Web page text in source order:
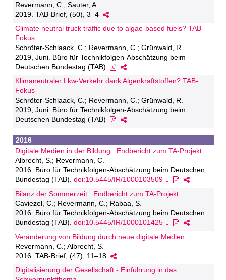
Revermann, C.; Sauter, A.
2019. TAB-Brief, (50), 3–4
Climate neutral truck traffic due to algae-based fuels? TAB-
Fokus
Schröter-Schlaack, C.; Revermann, C.; Grünwald, R.
2019, Juni. Büro für Technikfolgen-Abschätzung beim
Deutschen Bundestag (TAB)
Klimaneutraler Lkw-Verkehr dank Algenkraftstoffen? TAB-
Fokus
Schröter-Schlaack, C.; Revermann, C.; Grünwald, R.
2019, Juni. Büro für Technikfolgen-Abschätzung beim
Deutschen Bundestag (TAB)
2016
Digitale Medien in der Bildung : Endbericht zum TA-Projekt
Albrecht, S.; Revermann, C.
2016. Büro für Technikfolgen-Abschätzung beim Deutschen
Bundestag (TAB). doi:10.5445/IR/1000103509
Bilanz der Sommerzeit : Endbericht zum TA-Projekt
Caviezel, C.; Revermann, C.; Rabaa, S.
2016. Büro für Technikfolgen-Abschätzung beim Deutschen
Bundestag (TAB). doi:10.5445/IR/1000101425
Veränderung von Bildung durch neue digitale Medien
Revermann, C.; Albrecht, S.
2016. TAB-Brief, (47), 11–18
Digitalisierung der Gesellschaft - Einführung in das